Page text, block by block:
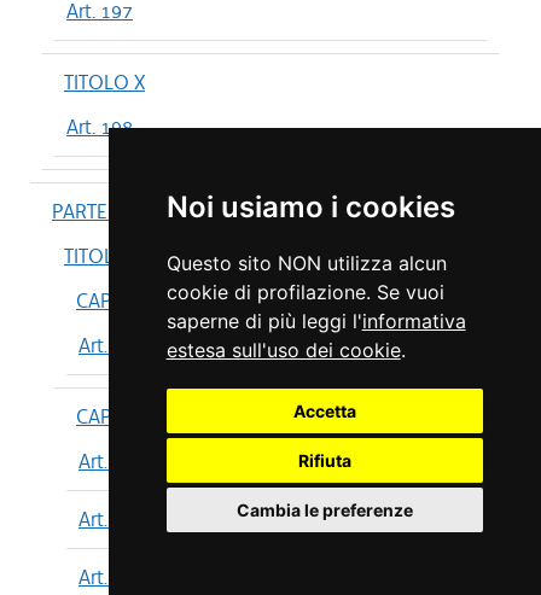
Noi usiamo i cookies
Questo sito NON utilizza alcun
cookie di profilazione. Se vuoi
saperne di più leggi l'informativa
estesa sull'uso dei cookie.
Accetta
Rifiuta
Cambia le preferenze
Art. 197
TITOLO X
Art. 198
PARTE IV
TITOLO I
CAPO I
Art. 199
CAPO II
Art. 200
Art. 201
Art. 202